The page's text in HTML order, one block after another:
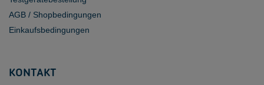
AGB / Shopbedingungen
Einkaufsbedingungen
KONTAKT